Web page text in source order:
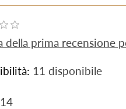
della prima recensione
11 disponibile